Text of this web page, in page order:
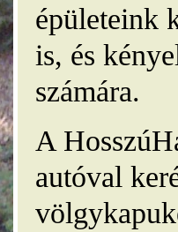
épületeink
is, és
számára.
A
autóval